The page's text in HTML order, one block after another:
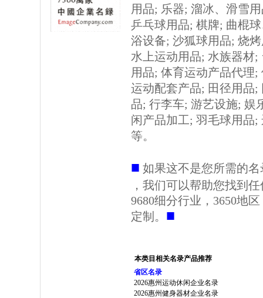
用品; 乐器; 溜冰、滑雪
乒乓球用品; 棋牌; 曲棍
浴设备; 沙狐球用品; 烧
水上运动用品; 水族器材
用品; 体育运动产品代理
运动配套产品; 田径用品
品; 行李车; 游艺设施; 娱
闲产品加工; 羽毛球用品
等。
■ 如果这不是您所需的
，我们可以帮助您找到
9680细分行业，3650地
定制。 ■
本类目相关名录产品推荐
省区名录
2026惠州运动休闲企业名录
2026惠州健身器材企业名录